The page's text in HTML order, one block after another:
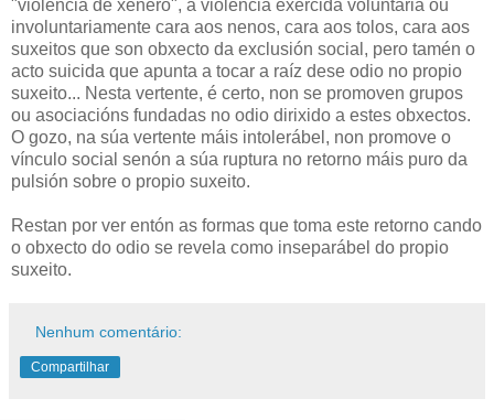
"violencia de xénero", a violencia exercida voluntaria ou
involuntariamente cara aos nenos, cara aos tolos, cara aos
suxeitos que son obxecto da exclusión social, pero tamén o
acto suicida que apunta a tocar a raíz dese odio no propio
suxeito... Nesta vertente, é certo, non se promoven grupos
ou asociacións fundadas no odio dirixido a estes obxectos.
O gozo, na súa vertente máis intolerábel, non promove o
vínculo social senón a súa ruptura no retorno máis puro da
pulsión sobre o propio suxeito.
Restan por ver entón as formas que toma este retorno cando
o obxecto do odio se revela como inseparábel do propio
suxeito.
Nenhum comentário:
Compartilhar